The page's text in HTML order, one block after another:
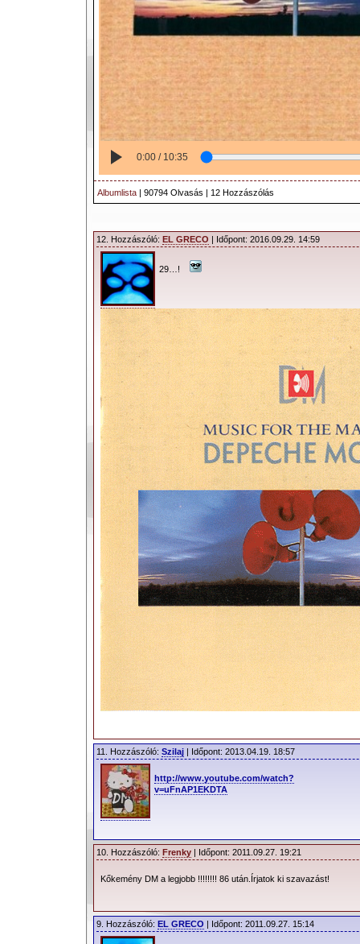
0:00 / 10:35
Albumlista | 90794 Olvasás | 12 Hozzászólás
12. Hozzászóló: EL GRECO | Időpont: 2016.09.29. 14:59
29…!
11. Hozzászóló: Szilaj | Időpont: 2013.04.19. 18:57
http://www.youtube.com/watch?
v=uFnAP1EKDTA
10. Hozzászóló: Frenky | Időpont: 2011.09.27. 19:21
Kőkemény DM a legjobb !!!!!!!! 86 után.Írjatok ki szavazást!
9. Hozzászóló: EL GRECO | Időpont: 2011.09.27. 15:14